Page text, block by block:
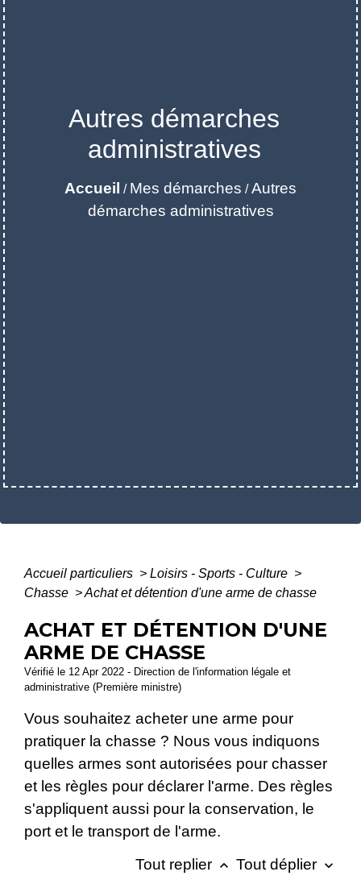
Autres démarches
administratives
Accueil / Mes démarches /Autres
démarches administratives
Accueil particuliers > Loisirs - Sports - Culture >
Chasse >Achat et détention d'une arme de chasse
ACHAT ET DÉTENTION D'UNE
ARME DE CHASSE
Vérifié le 12 Apr 2022 - Direction de l'information légale et
administrative (Première ministre)
Vous souhaitez acheter une arme pour
pratiquer la chasse ? Nous vous indiquons
quelles armes sont autorisées pour chasser
et les règles pour déclarer l'arme. Des règles
s'appliquent aussi pour la conservation, le
port et le transport de l'arme.
Tout replier keyboard_arrow_up Tout déplier keyboard_arrow_down